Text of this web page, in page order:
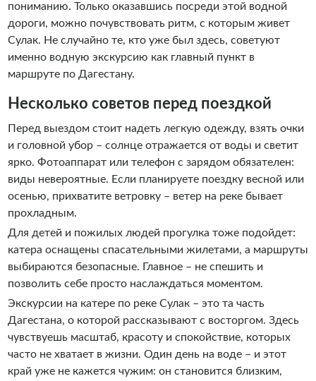
пониманию. Только оказавшись посреди этой водной
дороги, можно почувствовать ритм, с которым живет
Сулак. Не случайно те, кто уже был здесь, советуют
именно водную экскурсию как главный пункт в
маршруте по Дагестану.
Несколько советов перед поездкой
Перед выездом стоит надеть легкую одежду, взять очки
и головной убор – солнце отражается от воды и светит
ярко. Фотоаппарат или телефон с зарядом обязателен:
виды невероятные. Если планируете поездку весной или
осенью, прихватите ветровку – ветер на реке бывает
прохладным.
Для детей и пожилых людей прогулка тоже подойдет:
катера оснащены спасательными жилетами, а маршруты
выбираются безопасные. Главное – не спешить и
позволить себе просто наслаждаться моментом.
Экскурсии на катере по реке Сулак – это та часть
Дагестана, о которой рассказывают с восторгом. Здесь
чувствуешь масштаб, красоту и спокойствие, которых
часто не хватает в жизни. Один день на воде – и этот
край уже не кажется чужим: он становится близким,